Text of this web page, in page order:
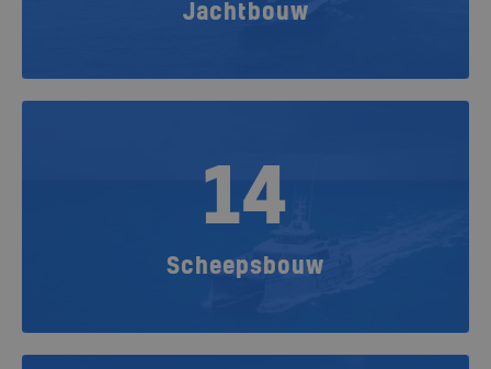
Jachtbouw
14
Scheepsbouw